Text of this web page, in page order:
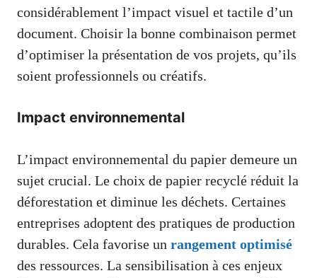
considérablement l’impact visuel et tactile d’un
document. Choisir la bonne combinaison permet
d’optimiser la présentation de vos projets, qu’ils
soient professionnels ou créatifs.
Impact environnemental
L’impact environnemental du papier demeure un
sujet crucial. Le choix de papier recyclé réduit la
déforestation et diminue les déchets. Certaines
entreprises adoptent des pratiques de production
durables. Cela favorise un rangement optimisé
des ressources. La sensibilisation à ces enjeux